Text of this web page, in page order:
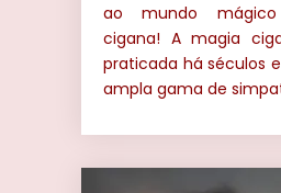
ao mundo
cigana! A magia
praticada há séculos
ampla gama de